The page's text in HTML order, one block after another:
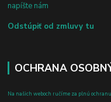
napíšte nám
Odstúpiť od zmluvy tu
OCHRANA
Na našich weboch ručíme za plnú